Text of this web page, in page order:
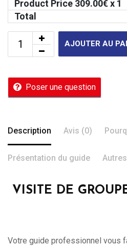
Product Price 309.00€ x 1
Total
AJOUTER AU
Poser une question
Description Avis (0)
Présentation du guide
VISITE DE
Votre guide professionnel vous